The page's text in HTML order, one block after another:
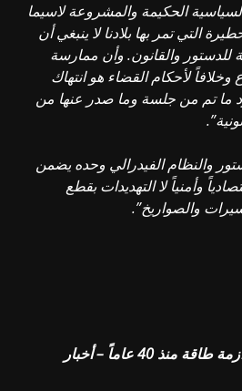
الحكيمة والمشروعة لاسيما
التي تمر بها بلادنا لا ينبغي أن
والقانون. وأن ممارسة
لأحكام القضاء هو انتهاك
ما تم من جلسة وما صدر عنها من
والنظام الفيدرالي وحده يضمن
وأمنياً لا التهديدات بقطع
والصواريخ”.
نوفاك: العالم يشهد أكبر أزمة طاقة منذ 40 عاماً – أخبار